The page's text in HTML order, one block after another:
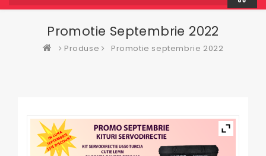
Promotie Septembrie 2022
Produse Promotie septembrie 2022